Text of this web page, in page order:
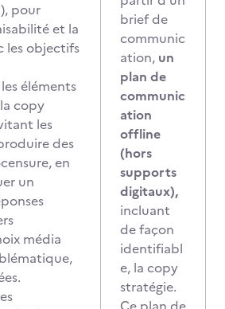
pour
et la
les objectifs
éléments
copy
les
des
en
un
média
brief de
communic
ation, un
plan de
communic
ation
offline
(hors
supports
digitaux),
incluant
de façon
identifiabl
e, la copy
stratégie.